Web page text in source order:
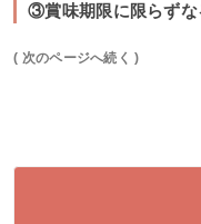
③賞味期限に限らずな
( 次のページへ続く )